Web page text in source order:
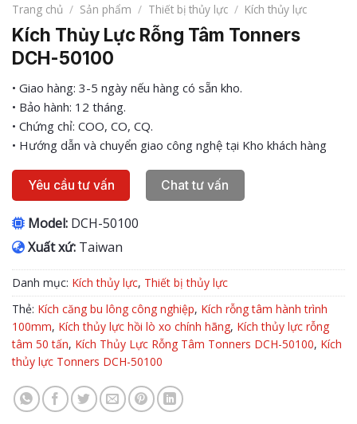
Trang chủ / Sản phẩm / Thiết bị thủy lực / Kích thủy lực
Kích Thủy Lực Rỗng Tâm Tonners
DCH-50100
• Giao hàng: 3-5 ngày nếu hàng có sẵn kho.
• Bảo hành: 12 tháng.
• Chứng chỉ: COO, CO, CQ.
• Hướng dẫn và chuyển giao công nghệ tại Kho khách hàng
Yêu cầu tư vấn Chat tư vấn
Model: DCH-50100
Xuất xứ: Taiwan
Danh mục: Kích thủy lực, Thiết bị thủy lực
Thẻ: Kích căng bu lông công nghiệp, Kích rỗng tâm hành trình
100mm, Kích thủy lực hồi lò xo chính hãng, Kích thủy lực rỗng
tâm 50 tấn, Kích Thủy Lực Rỗng Tâm Tonners DCH-50100, Kích
thủy lực Tonners DCH-50100